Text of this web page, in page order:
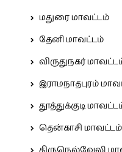
மதுரை மாவட்டம்
தேனி மாவட்டம்
விருதுநகர்
இராமநாதபுரம்
தூத்துக்குடி
தென்காசி மாவட்டம்